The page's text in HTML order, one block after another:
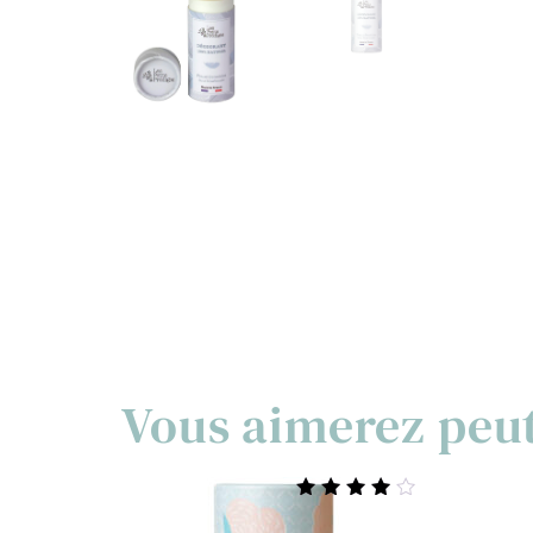
Vous aimerez
Note